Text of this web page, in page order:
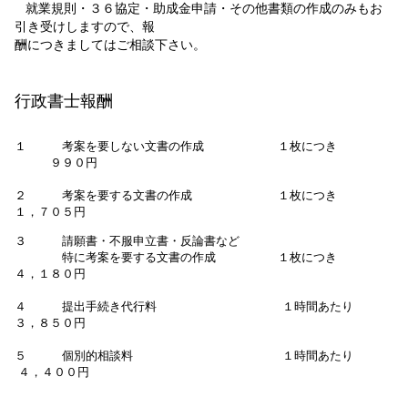
就業規則・３６協定・助成金申請・その他書類の作成のみもお
引き受けしますので、報
酬につきましてはご相談下さい。
行政書士報酬
１ 考案を要しない文書の作成 １枚につき
９９０円
２ 考案を要する文書の作成 １枚につき
１，７０５円
３ 請願書・不服申立書・反論書など
特に考案を要する文書の作成 １枚につき
４，１８０円
４ 提出手続き代行料 １時間あたり
３，８５０円
５ 個別的相談料 １時間あたり
４，４００円